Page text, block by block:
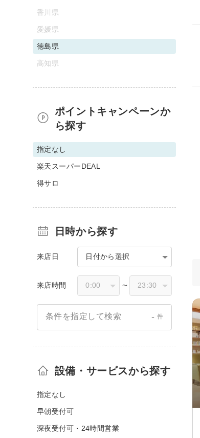
香川県
愛媛県
徳島県
高知県
ポイントキャンペーンか
ら探す
指定なし
楽天スーパーDEAL
得サロ
日時から探す
来店日 日付から選択
来店時間 〜
条件を指定して検索 - 件
設備・サービスから探す
指定なし
早朝受付可
深夜受付可・24時間営業